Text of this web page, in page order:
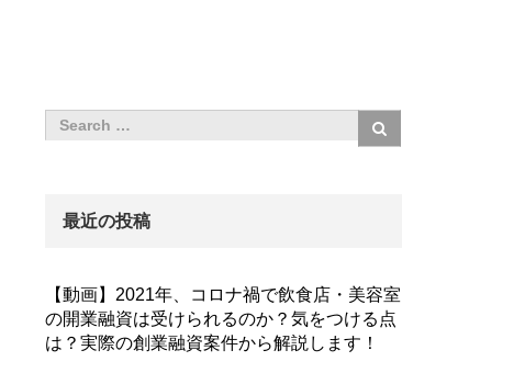
最近の投稿
【動画】2021年、コロナ禍で飲食店・美容室
の開業融資は受けられるのか？気をつける点
は？実際の創業融資案件から解説します！